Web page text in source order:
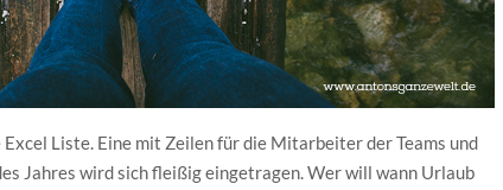
Excel Liste. Eine mit Zeilen für die Mitarbeiter der Teams und
Jahres wird sich fleißig eingetragen. Wer will wann Urlaub